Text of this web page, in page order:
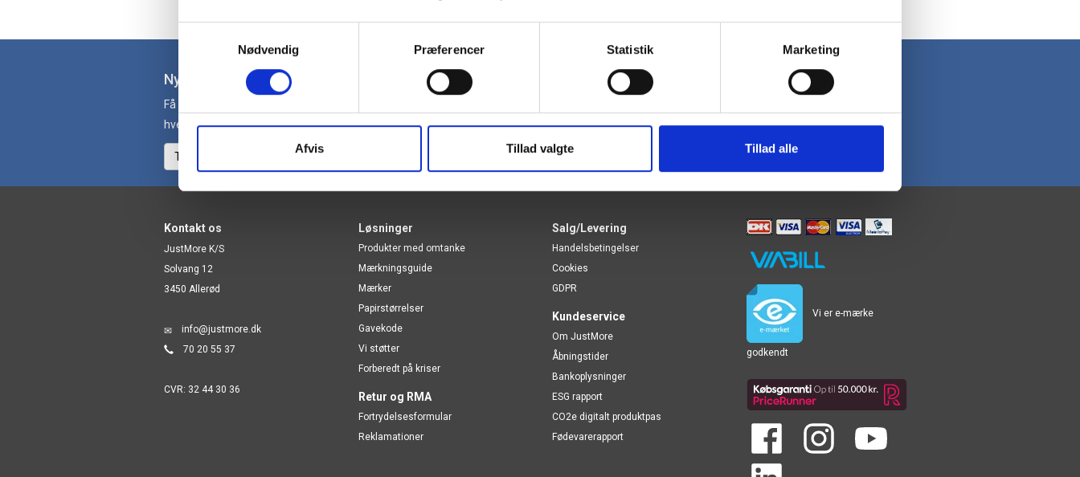
Nødvendig
Præferencer Statistik Marketing
Afvis Tillad valgte Tillad alle
Nyhedsbrev
Få gode tilbud og nyheder direkte i din indbakke
hver uge.
Tilmeld nyhedsbrev
Kontakt os
JustMore K/S
Solvang 12
3450 Allerød
info@justmore.dk
70 20 55 37
CVR: 32 44 30 36
Løsninger
Produkter med omtanke
Mærkningsguide
Mærker
Papirstørrelser
Gavekode
Vi støtter
Forberedt på kriser
Retur og RMA
Fortrydelsesformular
Reklamationer
Salg/Levering
Handelsbetingelser
Cookies
GDPR
Kundeservice
Om JustMore
Åbningstider
Bankoplysninger
ESG rapport
CO2e digitalt produktpas
Fødevarerapport
Vi er e-mærke
godkendt